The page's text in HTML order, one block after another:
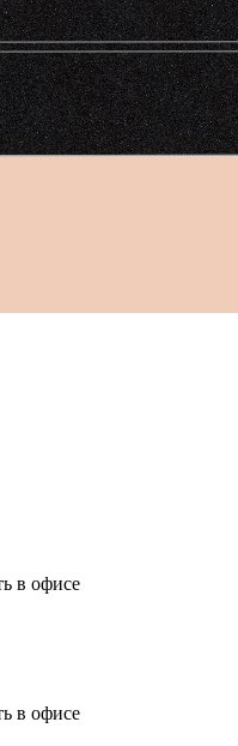
в офисе
в офисе